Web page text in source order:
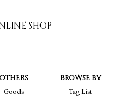
SHOP
OTHERS
Goods
BROWSE BY
Tag List